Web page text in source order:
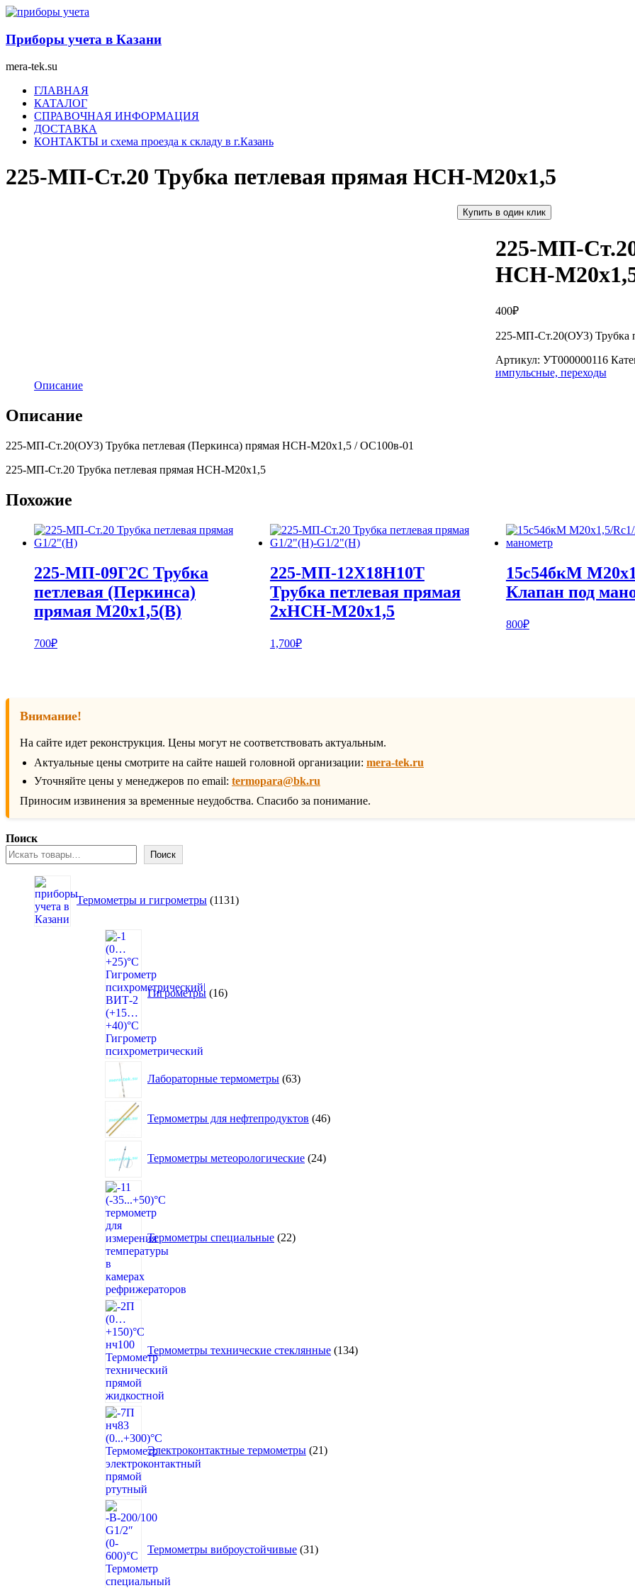
Перейти
содержимому
Приборы учета в Казани
mera-tek.su
МенюГЛАВНАЯ
КАТАЛОГ
СПРАВОЧНАЯ ИНФОРМАЦИЯ
ДОСТАВКА
КОНТАКТЫ и схема проезда к складу в г.Казань
225-МП-Ст.20 Трубка петлевая прямая НСН-М20х1,5
Купить в один клик
225-МП-
НСН-
400₽
225-МП-Ст.20(ОУ3) Трубка
Артикул: УТ000000116
импульсные, переходы
Описание
Описание
225-МП-Ст.20(ОУ3) Трубка петлевая (Перкинса) прямая НСН-М20х1,5 / ОС100в-01
225-МП-Ст.20 Трубка петлевая прямая НСН-М20х1,5
Похожие
225-МП-09Г2С Трубка
петлевая (Перкинса)
прямая М20х1,5(В)
700₽
225-МП-12Х18Н10Т
Трубка петлевая прямая
2хНСН-М20х1,5
1,700₽
15с54бкМ
Клапан под
800₽
Внимание!
На сайте идет реконструкция. Цены могут не соответствовать актуальным.
Актуальные цены смотрите на сайте нашей головной организации: mera-tek.ru
Уточняйте цены у менеджеров по email: termopara@bk.ru
Приносим извинения за временные неудобства. Спасибо за понимание.
Поиск
Поиск
Термометры и гигрометры 1131
товар
Гигрометры 16
Лабораторные термометры 63товара
Термометры для нефтепродуктов 46товаров
Термометры метеорологические 24товара
Термометры специальные 22
Термометры технические стеклянные 134
Электроконтактные термометры 21
Термометры виброустойчивые 31